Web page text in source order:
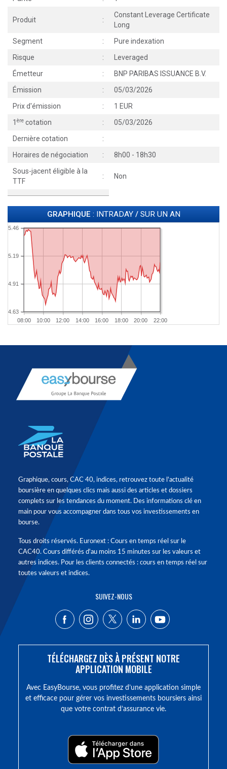
Produit :
Constant Leverage Certificate
Long
Segment
:
Pure indexation
Risque
:
Leveraged
Émetteur
:
BNP PARIBAS ISSUANCE B.V.
Émission
:
05/03/2026
Prix d'émission
:
1 EUR
1 ère cotation :
05/03/2026
Dernière cotation
:
Horaires de négociation
:
8h00 - 18h30
Sous-jacent éligible à la
TTF
: Non
GRAPHIQUE : INTRADAY/ SUR UN AN
08:00 10:00 12:00 14:00 16:00 18:00 20:00 22:00
4.63
4.91
5.19
5.46
Graphique, cours, CAC 40, indices, retrouvez toute l'actualité
boursière en quelques clics mais aussi des articles et dossiers
complets sur les tendances du moment. Des informations clé en
main pour vous accompagner dans tous vos investissements en
bourse.
Tous droits réservés. Euronext : Cours en temps réel sur le
CAC40. Cours différés d'au moins 15 minutes sur les valeurs et
autres indices. Pour les clients connectés : cours en temps réel sur
toutes valeurs et indices.
SUIVEZ-NOUS
TÉLÉCHARGEZ DÈS À PRÉSENT NOTRE
APPLICATION MOBILE
Avec EasyBourse, vous profitez d’une application simple
et efficace pour gérer vos investissements boursiers ainsi
que votre contrat d’assurance vie.